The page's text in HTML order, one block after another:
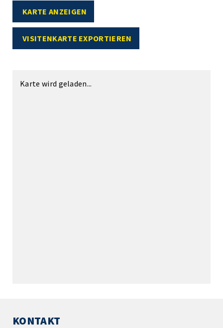
KARTE ANZEIGEN
VISITENKARTE EXPORTIEREN
Karte wird geladen...
KONTAKT